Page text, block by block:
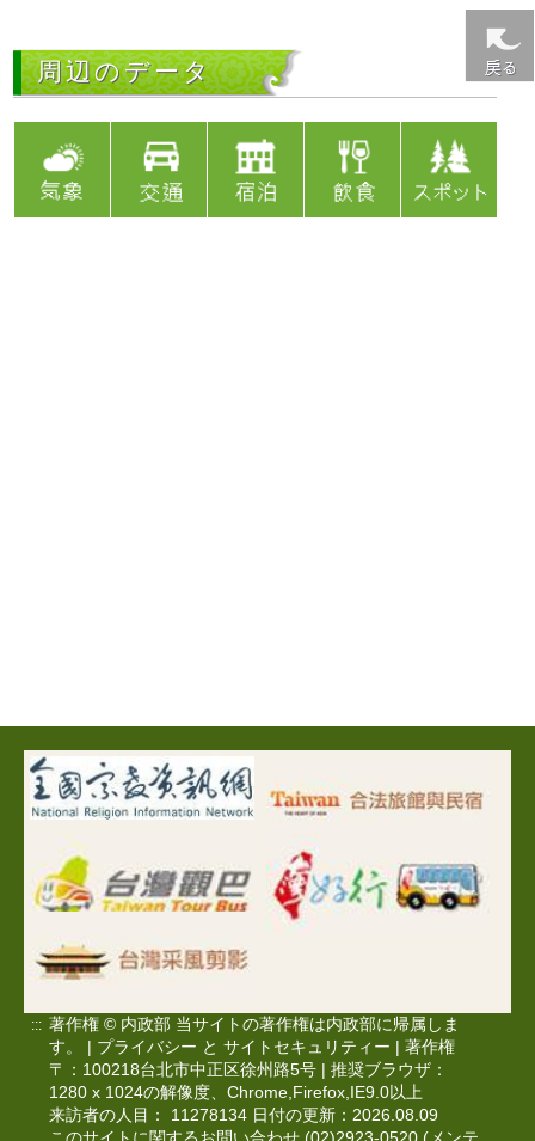
周辺のデータ
::: 著作権 © 内政部 当サイトの著作権は内政部に帰属しま
す。 | プライバシー と サイトセキュリティー
著作権
〒：100218台北市中正区徐州路5号 | 推奨ブラウザ：
1280 x 1024の解像度、Chrome,Firefox,IE9.0以上
来訪者の人目： 11278134 日付の更新：2026.08.09